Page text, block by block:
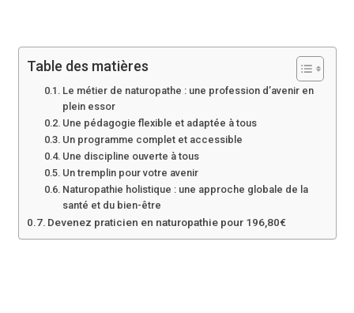
Table des matières
Le métier de naturopathe : une profession d’avenir en
plein essor
Une pédagogie flexible et adaptée à tous
Un programme complet et accessible
Une discipline ouverte à tous
Un tremplin pour votre avenir
Naturopathie holistique : une approche globale de la
santé et du bien-être
Devenez praticien en naturopathie pour 196,80€